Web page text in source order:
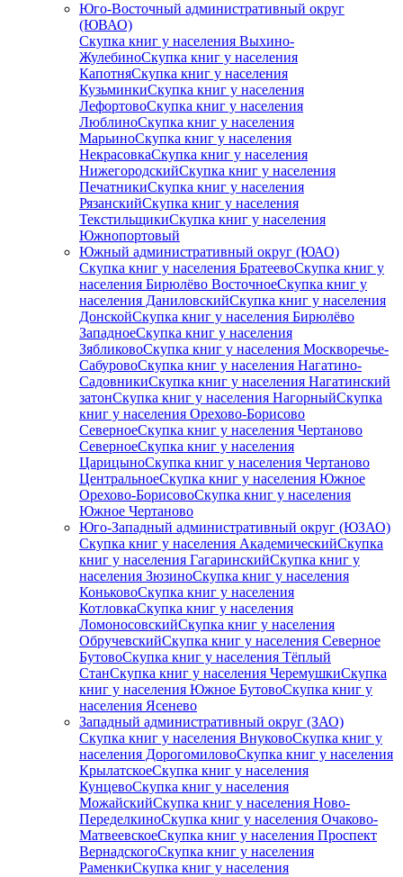
Юго-Восточный административный округ
(ЮВАО)
Скупка книг у населения Выхино-
ЖулебиноСкупка книг у населения
КапотняСкупка книг у населения
КузьминкиСкупка книг у населения
ЛефортовоСкупка книг у населения
ЛюблиноСкупка книг у населения
МарьиноСкупка книг у населения
НекрасовкаСкупка книг у населения
НижегородскийСкупка книг у населения
ПечатникиСкупка книг у населения
РязанскийСкупка книг у населения
ТекстильщикиСкупка книг у населения
Южнопортовый
Южный административный округ (ЮАО)
Скупка книг у населения БратеевоСкупка книг у
населения Бирюлёво ВосточноеСкупка книг у
населения ДаниловскийСкупка книг у населения
ДонскойСкупка книг у населения Бирюлёво
ЗападноеСкупка книг у населения
ЗябликовоСкупка книг у населения Москворечье-
СабуровоСкупка книг у населения Нагатино-
СадовникиСкупка книг у населения Нагатинский
затонСкупка книг у населения НагорныйСкупка
книг у населения Орехово-Борисово
СеверноеСкупка книг у населения Чертаново
СеверноеСкупка книг у населения
ЦарицыноСкупка книг у населения Чертаново
ЦентральноеСкупка книг у населения Южное
Орехово-БорисовоСкупка книг у населения
Южное Чертаново
Юго-Западный административный округ (ЮЗАО)
Скупка книг у населения АкадемическийСкупка
книг у населения ГагаринскийСкупка книг у
населения ЗюзиноСкупка книг у населения
КоньковоСкупка книг у населения
КотловкаСкупка книг у населения
ЛомоносовскийСкупка книг у населения
ОбручевскийСкупка книг у населения Северное
БутовоСкупка книг у населения Тёплый
СтанСкупка книг у населения ЧеремушкиСкупка
книг у населения Южное БутовоСкупка книг у
населения Ясенево
Западный административный округ (ЗАО)
Скупка книг у населения ВнуковоСкупка книг у
населения ДорогомиловоСкупка книг у населения
КрылатскоеСкупка книг у населения
КунцевоСкупка книг у населения
МожайскийСкупка книг у населения Ново-
ПеределкиноСкупка книг у населения Очаково-
МатвеевскоеСкупка книг у населения Проспект
ВернадскогоСкупка книг у населения
РаменкиСкупка книг у населения